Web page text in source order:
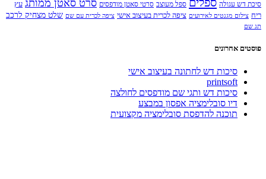
סיכת דש עגולה ספל מעוצב סרטי סאטן מודפסים סרט סאטן ממותג עץ
ריח צילום מגנטים לאירועים ציפה לכרית בעיצוב אישי ציפה לכרית עם שם שלט מצחיק לרכב
תג שם
פוסטים אחרונים
סיכות דש לחתונה בעיצוב אישי
printsoft
סיכות דש ותגי שם מודפסים לחולצה
דיו סובלימציה אפסון במבצע
תוכנה להדפסת סובלימציה מקצועית